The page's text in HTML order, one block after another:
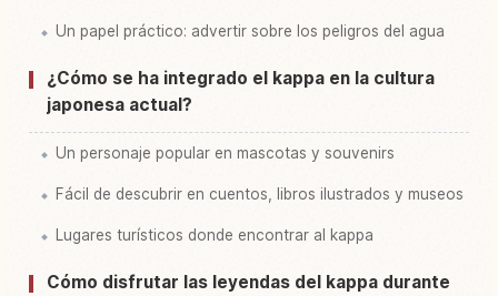
Un papel práctico: advertir sobre los peligros del agua
¿Cómo se ha integrado el kappa en la cultura
japonesa actual?
Un personaje popular en mascotas y souvenirs
Fácil de descubrir en cuentos, libros ilustrados y museos
Lugares turísticos donde encontrar al kappa
Cómo disfrutar las leyendas del kappa durante